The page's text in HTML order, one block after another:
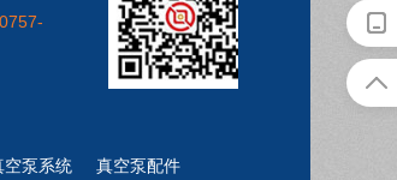
空泵系统 真空泵配件